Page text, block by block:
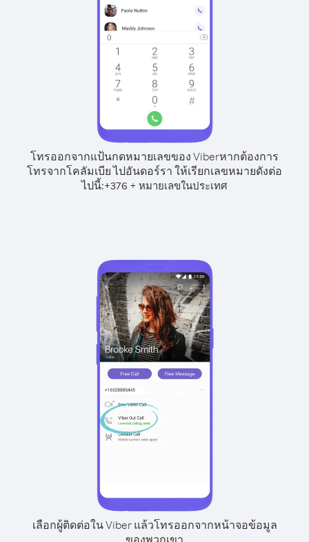
โทรออกจากแป้นกดหมายเลขของ Viberหากต้องการ
โทรจากโคลัมเบีย ไปอันดอร์รา ให้เรียกเลขหมายดังต่อ
ไปนี้:+376 + หมายเลขในประเทศ
เลือกผู้ติดต่อใน Viber แล้วโทรออกจากหน้าจอข้อมูล
ของพวกเขา